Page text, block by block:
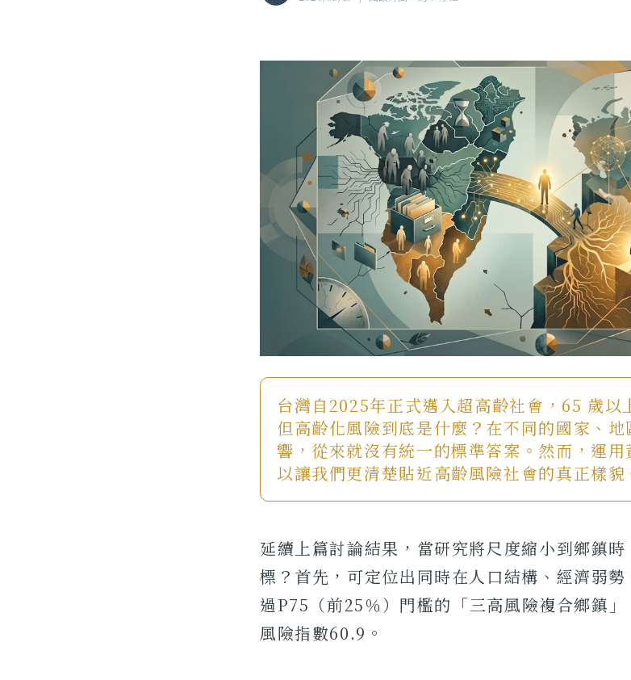
台灣自2025年正式邁入超高齡社會，65 歲以
但高齡化風險到底是什麼？在不同的國家、
響，從來就沒有統一的標準答案。然而，運
以讓我們更清楚貼近高齡風險社會的真正樣貌
延續上篇討論結果，當研究將尺度縮小到鄉鎮
標？首先，可定位出同時在人口結構、經濟弱
過P75（前25％）門檻的「三高風險複合鄉鎮
風險指數60.9。